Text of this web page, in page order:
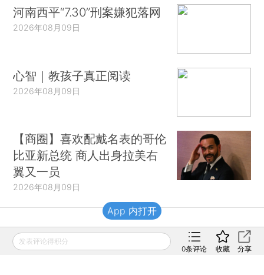
河南西平“7.30”刑案嫌犯落网
2026年08月09日
心智｜教孩子真正阅读
2026年08月09日
【商圈】喜欢配戴名表的哥伦
比亚新总统 商人出身拉美右
翼又一员
2026年08月09日
财新移动
发表评论得积分
0条评论 收藏 分享
App 内打开